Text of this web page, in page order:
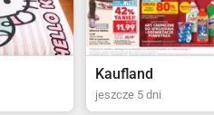
Biedronka
jeszcze 2 dni